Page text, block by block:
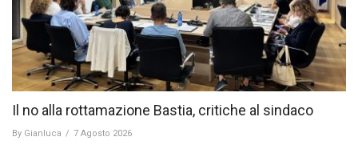
Il no alla rottamazione Bastia, critiche al sindaco
By Gianluca / 7 Agosto 2026